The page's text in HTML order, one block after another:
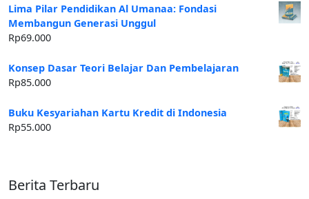
Lima Pilar Pendidikan Al Umanaa: Fondasi
Membangun Generasi Unggul
Rp69.000
Konsep Dasar Teori Belajar Dan Pembelajaran
Rp85.000
Buku Kesyariahan Kartu Kredit di Indonesia
Rp55.000
Berita Terbaru